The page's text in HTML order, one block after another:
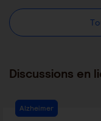
Discussions en
Alzheimer